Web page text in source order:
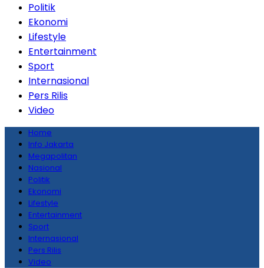
Politik
Ekonomi
Lifestyle
Entertainment
Sport
Internasional
Pers Rilis
Video
Home
Info Jakarta
Megapolitan
Nasional
Politik
Ekonomi
Lifestyle
Entertainment
Sport
Internasional
Pers Rilis
Video